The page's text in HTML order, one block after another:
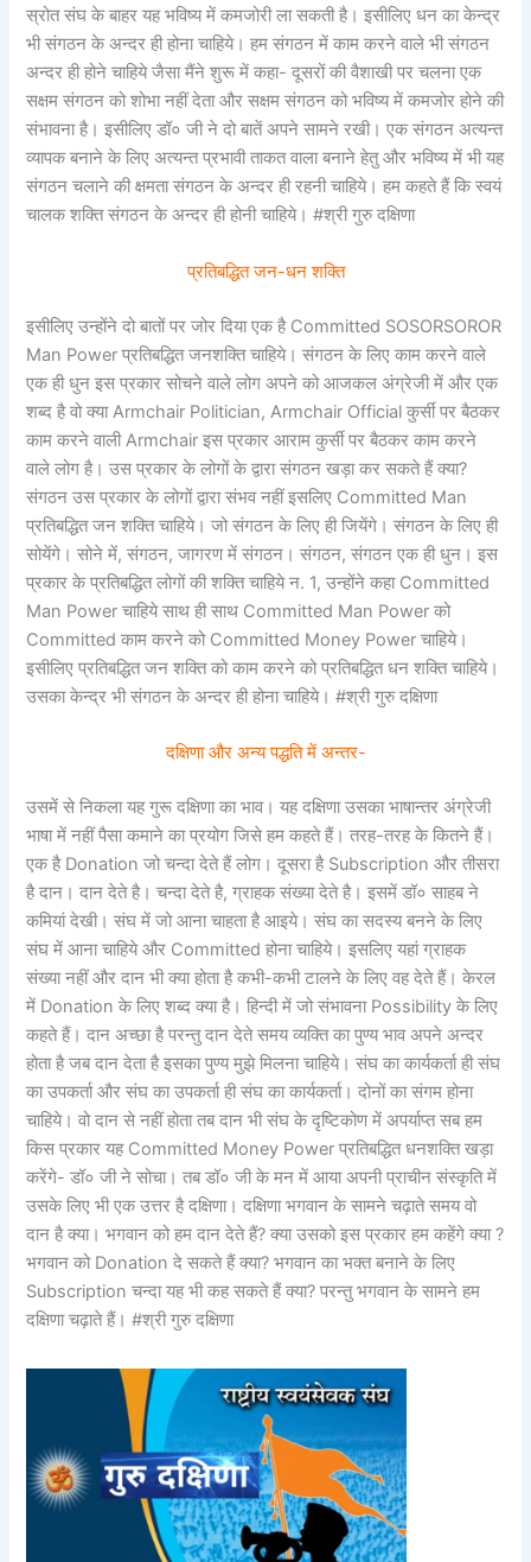
स्रोत संघ के बाहर यह भविष्य में कमजोरी ला सकती है। इसीलिए धन का केन्द्र
भी संगठन के अन्दर ही होना चाहिये। हम संगठन में काम करने वाले भी संगठन
अन्दर ही होने चाहिये जैसा मैंने शुरू में कहा- दूसरों की वैशाखी पर चलना एक
सक्षम संगठन को शोभा नहीं देता और सक्षम संगठन को भविष्य में कमजोर होने की
संभावना है। इसीलिए डॉ० जी ने दो बातें अपने सामने रखी। एक संगठन अत्यन्त
व्यापक बनाने के लिए अत्यन्त प्रभावी ताकत वाला बनाने हेतु और भविष्य में भी यह
संगठन चलाने की क्षमता संगठन के अन्दर ही रहनी चाहिये। हम कहते हैं कि स्वयं
चालक शक्ति संगठन के अन्दर ही होनी चाहिये। #श्री गुरु दक्षिणा
प्रतिबद्धित जन-धन शक्ति
इसीलिए उन्होंने दो बातों पर जोर दिया एक है Committed SOSORSOROR
Man Power प्रतिबद्धित जनशक्ति चाहिये। संगठन के लिए काम करने वाले
एक ही धुन इस प्रकार सोचने वाले लोग अपने को आजकल अंग्रेजी में और एक
शब्द है वो क्या Armchair Politician, Armchair Official कुर्सी पर बैठकर
काम करने वाली Armchair इस प्रकार आराम कुर्सी पर बैठकर काम करने
वाले लोग है। उस प्रकार के लोगों के द्वारा संगठन खड़ा कर सकते हैं क्या?
संगठन उस प्रकार के लोगों द्वारा संभव नहीं इसलिए Committed Man
प्रतिबद्धित जन शक्ति चाहिये। जो संगठन के लिए ही जियेंगे। संगठन के लिए ही
सोयेंगे। सोने में, संगठन, जागरण में संगठन। संगठन, संगठन एक ही धुन। इस
प्रकार के प्रतिबद्धित लोगों की शक्ति चाहिये न. 1, उन्होंने कहा Committed
Man Power चाहिये साथ ही साथ Committed Man Power को
Committed काम करने को Committed Money Power चाहिये।
इसीलिए प्रतिबद्धित जन शक्ति को काम करने को प्रतिबद्धित धन शक्ति चाहिये।
उसका केन्द्र भी संगठन के अन्दर ही होना चाहिये। #श्री गुरु दक्षिणा
दक्षिणा और अन्य पद्धति में अन्तर-
उसमें से निकला यह गुरू दक्षिणा का भाव। यह दक्षिणा उसका भाषान्तर अंग्रेजी
भाषा में नहीं पैसा कमाने का प्रयोग जिसे हम कहते हैं। तरह-तरह के कितने हैं।
एक है Donation जो चन्दा देते हैं लोग। दूसरा है Subscription और तीसरा
है दान। दान देते है। चन्दा देते है, ग्राहक संख्या देते है। इसमें डॉ० साहब ने
कमियां देखी। संघ में जो आना चाहता है आइये। संघ का सदस्य बनने के लिए
संघ में आना चाहिये और Committed होना चाहिये। इसलिए यहां ग्राहक
संख्या नहीं और दान भी क्या होता है कभी-कभी टालने के लिए वह देते हैं। केरल
में Donation के लिए शब्द क्या है। हिन्दी में जो संभावना Possibility के लिए
कहते हैं। दान अच्छा है परन्तु दान देते समय व्यक्ति का पुण्य भाव अपने अन्दर
होता है जब दान देता है इसका पुण्य मुझे मिलना चाहिये। संघ का कार्यकर्ता ही संघ
का उपकर्ता और संघ का उपकर्ता ही संघ का कार्यकर्ता। दोनों का संगम होना
चाहिये। वो दान से नहीं होता तब दान भी संघ के दृष्टिकोण में अपर्याप्त सब हम
किस प्रकार यह Committed Money Power प्रतिबद्धित धनशक्ति खड़ा
करेंगे- डॉ० जी ने सोचा। तब डॉ० जी के मन में आया अपनी प्राचीन संस्कृति में
उसके लिए भी एक उत्तर है दक्षिणा। दक्षिणा भगवान के सामने चढ़ाते समय वो
दान है क्या। भगवान को हम दान देते हैं? क्या उसको इस प्रकार हम कहेंगे क्या ?
भगवान को Donation दे सकते हैं क्या? भगवान का भक्त बनाने के लिए
Subscription चन्दा यह भी कह सकते हैं क्या? परन्तु भगवान के सामने हम
दक्षिणा चढ़ाते हैं। #श्री गुरु दक्षिणा